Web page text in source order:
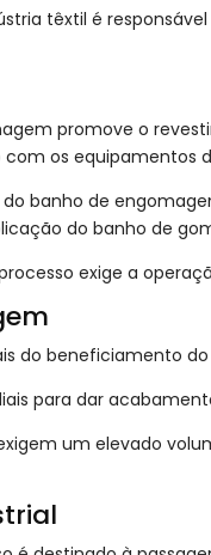
têxtil é
promove o
os equipamentos
banho de
do banho de
exige a
do beneficiamento
para dar
um elevado